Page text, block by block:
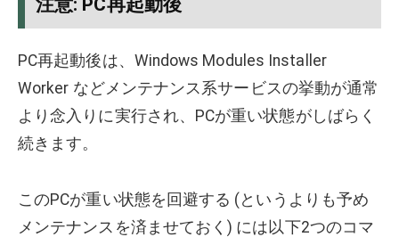
PC再起動後は、Windows Modules Installer
Worker などメンテナンス系サービスの挙動が通常
より念入りに実行され、PCが重い状態がしばらく
続きます。
このPCが重い状態を回避する (というよりも予め
メンテナンスを済ませておく) には以下2つのコマ